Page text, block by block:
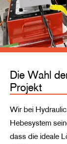
Die Wahl
Projekt
Wir bei
Hebesystem
dass die ideale